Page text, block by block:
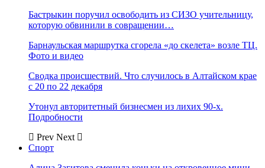
Бастрыкин поручил освободить из СИЗО учительницу,
которую обвинили в совращении…
Барнаульская маршрутка сгорела «до скелета» возле ТЦ.
Фото и видео
Сводка происшествий. Что случилось в Алтайском крае
с 20 по 22 декабря
Утонул авторитетный бизнесмен из лихих 90-х.
Подробности
Prev Next
Спорт